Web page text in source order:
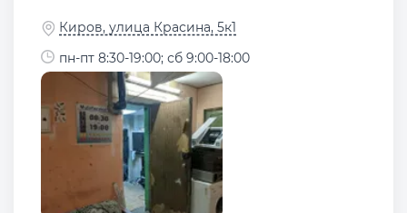
Киров, улица Красина, 5к1
пн-пт 8:30-19:00; сб 9:00-18:00